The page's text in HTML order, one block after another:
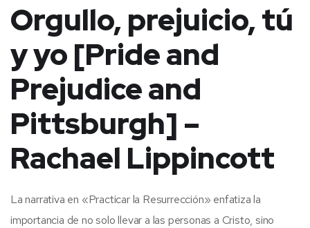
Orgullo, prejuicio, tú
y yo [Pride and
Prejudice and
Pittsburgh] –
Rachael Lippincott
La narrativa en «Practicar la Resurrección» enfatiza la
importancia de no solo llevar a las personas a Cristo, sino